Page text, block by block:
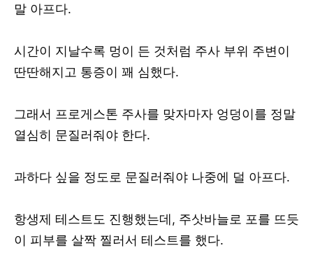
말 아프다.
시간이 지날수록 멍이 든 것처럼 주사 부위 주변이
딴딴해지고 통증이 꽤 심했다.
그래서 프로게스톤 주사를 맞자마자 엉덩이를 정말
열심히 문질러줘야 한다.
과하다 싶을 정도로 문질러줘야 나중에 덜 아프다.
항생제 테스트도 진행했는데, 주삿바늘로 포를 뜨듯
이 피부를 살짝 찔러서 테스트를 했다.